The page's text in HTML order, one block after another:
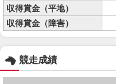
収得賞金（平地）
収得賞金（障害）
競走成績